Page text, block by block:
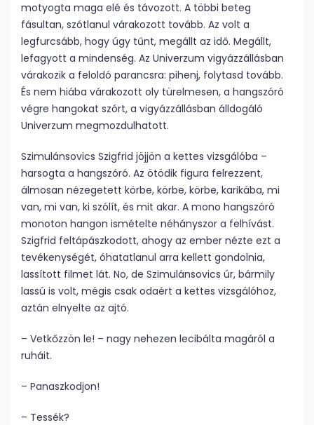
motyogta maga elé és távozott. A többi beteg
fásultan, szótlanul várakozott tovább. Az volt a
legfurcsább, hogy úgy tűnt, megállt az idő. Megállt,
lefagyott a mindenség. Az Univerzum vigyázzállásban
várakozik a feloldó parancsra: pihenj, folytasd tovább.
És nem hiába várakozott oly türelmesen, a hangszóró
végre hangokat szórt, a vigyázzállásban álldogáló
Univerzum megmozdulhatott.
Szimulánsovics Szigfrid jöjjön a kettes vizsgálóba –
harsogta a hangszóró. Az ötödik figura felrezzent,
álmosan nézegetett körbe, körbe, körbe, karikába, mi
van, mi van, ki szólít, és mit akar. A mono hangszóró
monoton hangon ismételte néhányszor a felhívást.
Szigfrid feltápászkodott, ahogy az ember nézte ezt a
tevékenységét, óhatatlanul arra kellett gondolnia,
lassított filmet lát. No, de Szimulánsovics úr, bármily
lassú is volt, mégis csak odaért a kettes vizsgálóhoz,
aztán elnyelte az ajtó.
– Vetkőzzön le! – nagy nehezen lecibálta magáról a
ruháit.
– Panaszkodjon!
– Tessék?